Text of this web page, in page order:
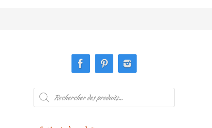
Recherche
de
produits